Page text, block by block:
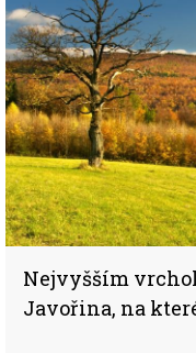
Nejvyšším
Javořina, na